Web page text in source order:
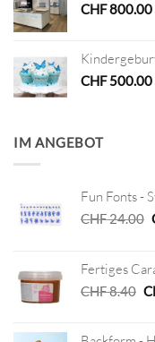
CHF800.00
CHF500.00
IM ANGEBOT
Fun Fonts -
CHF24.00
Fertiges
CHF8.40